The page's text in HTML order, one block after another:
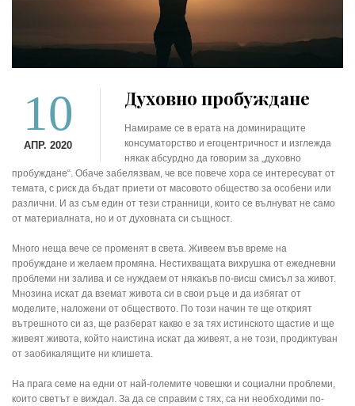
10
АПР. 2020
Духовно пробуждане
Намираме се в ерата на доминиращите
консуматорство и егоцентричност и изглежда
някак абсурдно да говорим за „духовно
пробуждане“. Обаче забелязвам, че все повече хора се интересуват от
темата, с риск да бъдат приети от масовото общество за особени или
различни. И аз съм един от тези странници, които се вълнуват не само
от материалната, но и от духовната си същност.
Много неща вече се променят в света. Живеем във време на
пробуждане и желаем промяна. Нестихващата вихрушка от ежедневни
проблеми ни залива и се нуждаем от някакъв по-висш смисъл за живот.
Мнозина искат да вземат живота си в свои ръце и да избягат от
моделите, наложени от обществото. По този начин те ще открият
вътрешното си аз, ще разберат какво е за тях истинскoто щастие и ще
живеят живота, който наистина искат да живеят, а не този, продиктуван
от заобикалящите ни клишета.
На прага семе на едни от най-големите човешки и социални проблеми,
които светът е виждал. За да се справим с тях, са ни необходими по-